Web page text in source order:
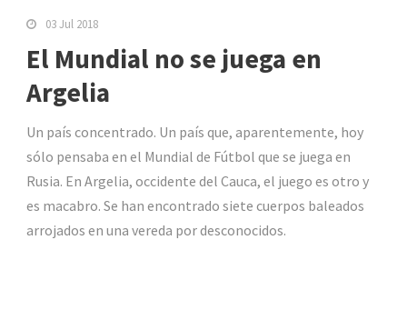
03 Jul 2018
El Mundial no se juega en
Argelia
Un país concentrado. Un país que, aparentemente, hoy
sólo pensaba en el Mundial de Fútbol que se juega en
Rusia. En Argelia, occidente del Cauca, el juego es otro y
es macabro. Se han encontrado siete cuerpos baleados
arrojados en una vereda por desconocidos.